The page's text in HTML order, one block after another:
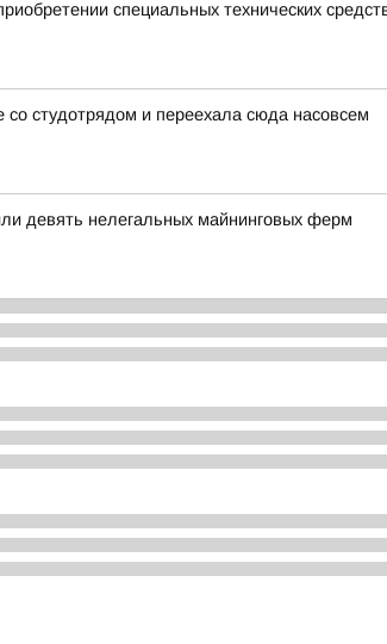
специальных технических
студотрядом и переехала сюда насовсем
девять нелегальных майнинговых ферм